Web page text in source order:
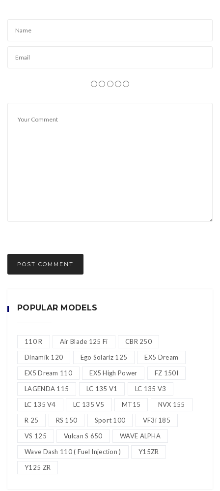
POPULAR MODELS
110 R Air Blade 125 Fi
CBR 250
Dinamik 120
Ego Solariz 125
EX5 Dream
EX5 Dream 110
EX5 High Power
FZ 150I
LAGENDA 115
LC 135 V1
LC 135 V3
LC 135 V4
LC 135 V5 MT15
NVX 155
R 25
RS 150 Sport 100
VF3i 185
VS 125
Vulcan S 650
WAVE ALPHA
Wave Dash 110 ( Fuel Injection )
Y15ZR
Y125 ZR